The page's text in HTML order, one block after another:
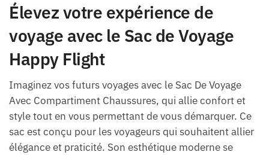
Élevez votre expérience de
voyage avec le Sac de Voyage
Happy Flight
Imaginez vos futurs voyages avec le Sac De Voyage
Avec Compartiment Chaussures, qui allie confort et
style tout en vous permettant de vous démarquer. Ce
sac est conçu pour les voyageurs qui souhaitent allier
élégance et praticité. Son esthétique moderne se